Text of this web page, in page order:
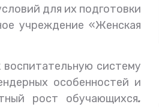
для их подготовки
учреждение «Женская
систему
особенностей и
рост обучающихся.